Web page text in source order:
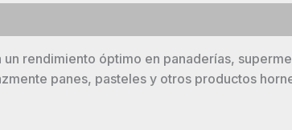
un rendimiento óptimo en panaderías,
panes, pasteles y otros productos